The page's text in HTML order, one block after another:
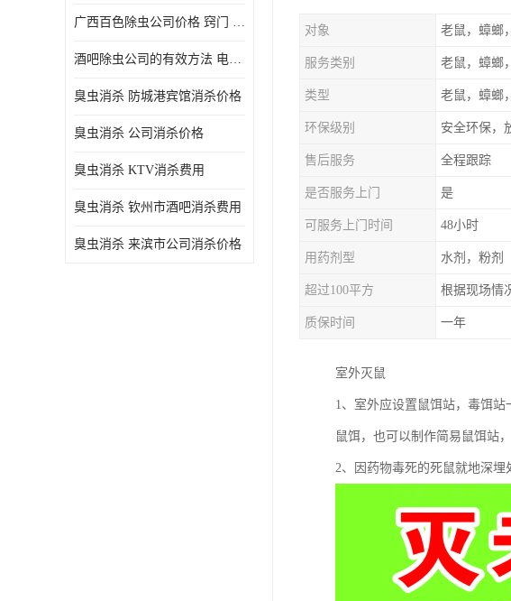
广西百色除虫公司价格 窍门 除蟑螂
酒吧除虫公司的有效方法 电话 除螨虫
臭虫消杀 防城港宾馆消杀价格
臭虫消杀 公司消杀价格
臭虫消杀 KTV消杀费用
臭虫消杀 钦州市酒吧消杀费用
臭虫消杀 来滨市公司消杀价格
对象 老鼠，蟑螂
服务类别 老鼠，蟑螂
类型 老鼠，蟑螂
环保级别 安全环保，
售后服务 全程跟踪
是否服务上门 是
可服务上门时间 48小时
用药剂型 水剂，粉剂
超过100平方 根据现场情
质保时间 一年
室外灭鼠
1、室外应设置鼠饵站，毒饵
鼠饵，也可以制作简易鼠饵站
2、因药物毒死的死鼠就地深埋